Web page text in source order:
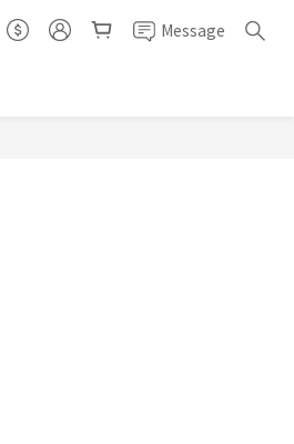
Message